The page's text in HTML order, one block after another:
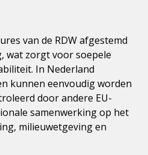
van de RDW afgestemd
wat zorgt voor soepele
In Nederland
kunnen eenvoudig worden
door andere EU-
samenwerking op het
milieuwetgeving en